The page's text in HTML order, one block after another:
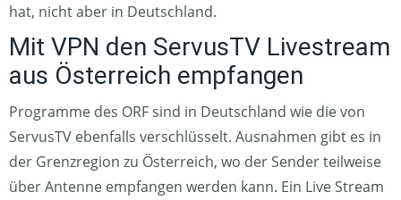
hat, nicht aber in Deutschland.
Mit VPN den ServusTV Livestream
aus Österreich empfangen
Programme des ORF sind in Deutschland wie die von
ServusTV ebenfalls verschlüsselt. Ausnahmen gibt es in
der Grenzregion zu Österreich, wo der Sender teilweise
über Antenne empfangen werden kann. Ein Live Stream